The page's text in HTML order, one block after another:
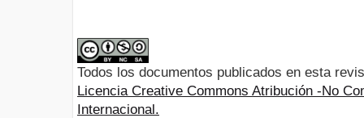
Todos los documentos publicados en esta
Licencia Creative Commons Atribución -No
Internacional.